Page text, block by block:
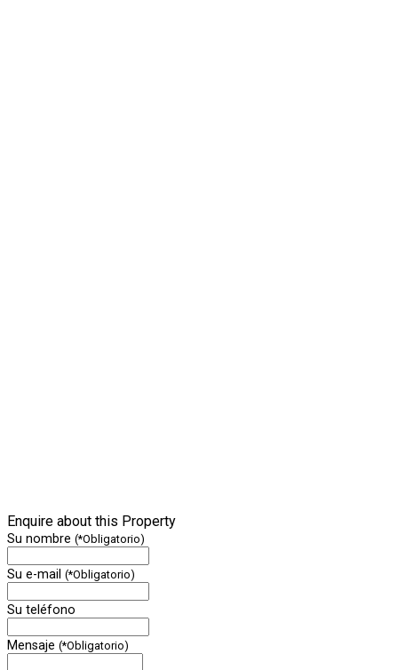
Enquire about this Property
Su nombre (*Obligatorio)
Su e-mail (*Obligatorio)
Su teléfono
Mensaje (*Obligatorio)